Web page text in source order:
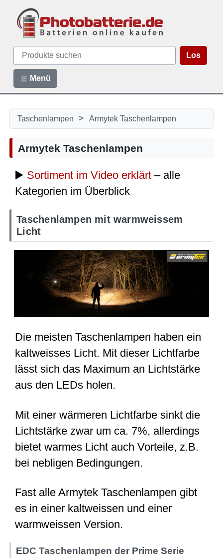
Los
Menü
Taschenlampen > Armytek Taschenlampen
Armytek Taschenlampen
▶️ Sortiment im Video erklärt – alle
Kategorien im Überblick
Taschenlampen mit warmweissem
Licht
Die meisten Taschenlampen haben ein
kaltweisses Licht. Mit dieser Lichtfarbe
lässt sich das Maximum an Lichtstärke
aus den LEDs holen.
Mit einer wärmeren Lichtfarbe sinkt die
Lichtstärke zwar um ca. 7%, allerdings
bietet warmes Licht auch Vorteile, z.B.
bei nebligen Bedingungen.
Fast alle Armytek Taschenlampen gibt
es in einer kaltweissen und einer
warmweissen Version.
EDC Taschenlampen der Prime Serie